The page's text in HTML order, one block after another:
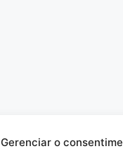
Gerenciar o